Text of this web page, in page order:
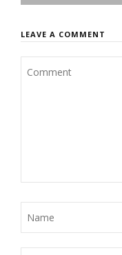
LEAVE A COMMENT